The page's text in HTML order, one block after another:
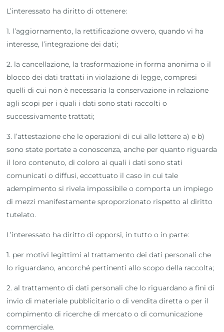
L’interessato ha diritto di ottenere:
1. l’aggiornamento, la rettificazione ovvero, quando vi ha
interesse, l’integrazione dei dati;
2. la cancellazione, la trasformazione in forma anonima o il
blocco dei dati trattati in violazione di legge, compresi
quelli di cui non è necessaria la conservazione in relazione
agli scopi per i quali i dati sono stati raccolti o
successivamente trattati;
3. l’attestazione che le operazioni di cui alle lettere a) e b)
sono state portate a conoscenza, anche per quanto riguarda
il loro contenuto, di coloro ai quali i dati sono stati
comunicati o diffusi, eccettuato il caso in cui tale
adempimento si rivela impossibile o comporta un impiego
di mezzi manifestamente sproporzionato rispetto al diritto
tutelato.
L’interessato ha diritto di opporsi, in tutto o in parte:
1. per motivi legittimi al trattamento dei dati personali che
lo riguardano, ancorché pertinenti allo scopo della raccolta;
2. al trattamento di dati personali che lo riguardano a fini di
invio di materiale pubblicitario o di vendita diretta o per il
compimento di ricerche di mercato o di comunicazione
commerciale.